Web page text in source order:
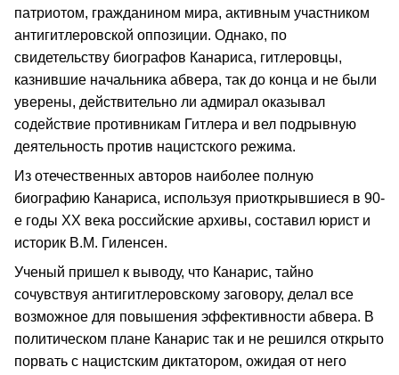
патриотом, гражданином мира, активным участником
антигитлеровской оппозиции. Однако, по
свидетельству биографов Канариса, гитлеровцы,
казнившие начальника абвера, так до конца и не были
уверены, действительно ли адмирал оказывал
содействие противникам Гитлера и вел подрывную
деятельность против нацистского режима.
Из отечественных авторов наиболее полную
биографию Канариса, используя приоткрывшиеся в 90-
е годы ХХ века российские архивы, составил юрист и
историк В.М. Гиленсен.
Ученый пришел к выводу, что Канарис, тайно
сочувствуя антигитлеровскому заговору, делал все
возможное для повышения эффективности абвера. В
политическом плане Канарис так и не решился открыто
порвать с нацистским диктатором, ожидая от него